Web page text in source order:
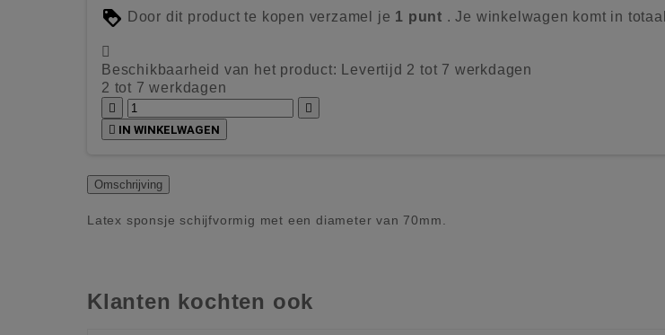
Door dit product te kopen verzamel je 1 punt . Je winkelwagen komt in totaal

Beschikbaarheid van het product:
Levertijd 2 tot 7 werkdagen
2 tot 7 werkdagen


 IN WINKELWAGEN
Omschrijving
Latex sponsje schijfvormig met een diameter van 70mm.
Klanten kochten ook